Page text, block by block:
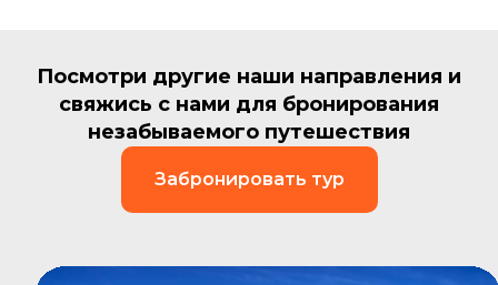
Посмотри другие наши направления и
свяжись с нами для бронирования
незабываемого путешествия
Забронировать тур